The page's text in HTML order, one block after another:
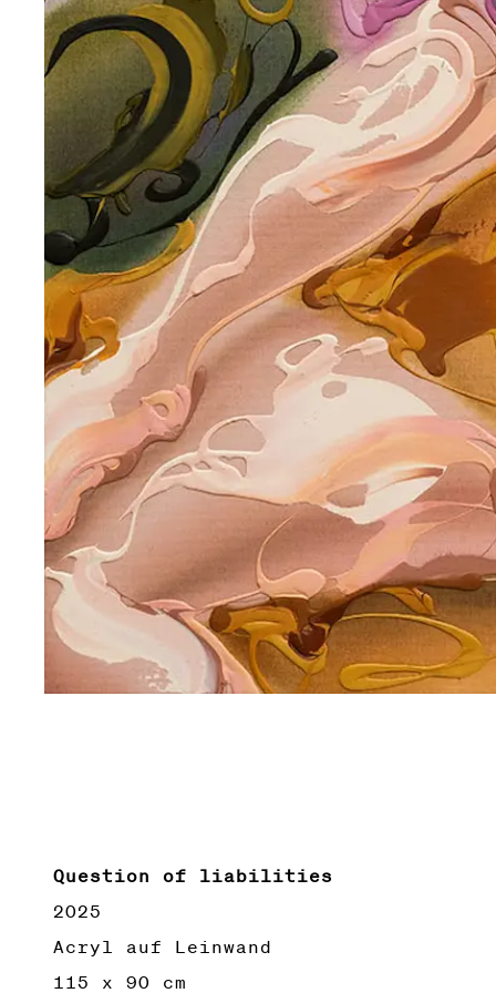
Question of liabilities
2025
Acryl auf Leinwand
115 x 90 cm
Mit